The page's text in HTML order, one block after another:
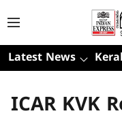
Latest News
ICAR KVK